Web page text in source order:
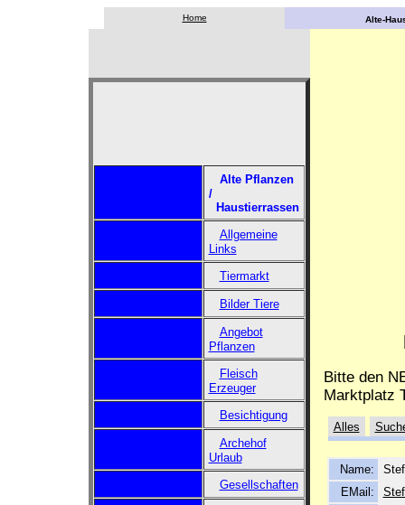
Home Alte-
Alte Pflanzen
/
Haustierrassen
Allgemeine
Links
Tiermarkt
Bilder Tiere
Angebot
Pflanzen
Fleisch
Erzeuger
Besichtigung
Archehof
Urlaub
Gesellschaften
Bitte den
Marktplatz
Alles
Name:
EMail: